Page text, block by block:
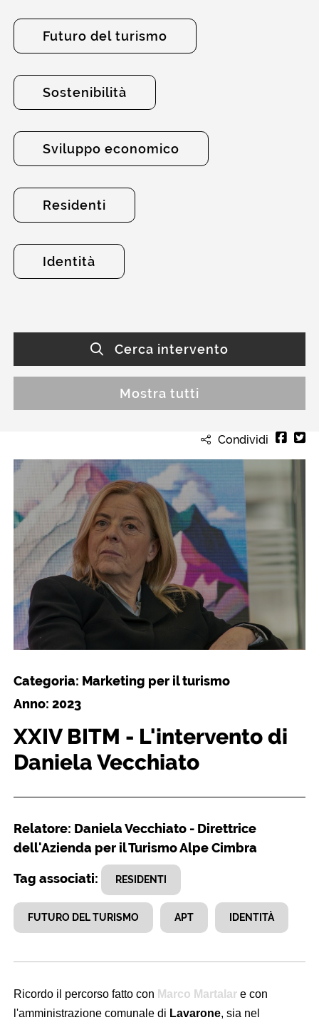
Futuro del turismo
Sostenibilità
Sviluppo economico
Residenti
Identità
Cerca intervento
Mostra tutti
Condividi
Categoria: Marketing per il turismo
Anno: 2023
XXIV BITM - L'intervento di
Daniela Vecchiato
Relatore: Daniela Vecchiato - Direttrice
dell'Azienda per il Turismo Alpe Cimbra
Tag associati: RESIDENTI
FUTURO DEL TURISMO APT IDENTITÀ
Ricordo il percorso fatto con Marco Martalare con
l'amministrazione comunale di Lavarone, sia nel